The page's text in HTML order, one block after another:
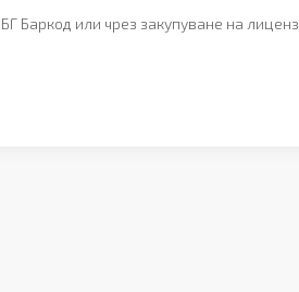
или чрез закупуване на